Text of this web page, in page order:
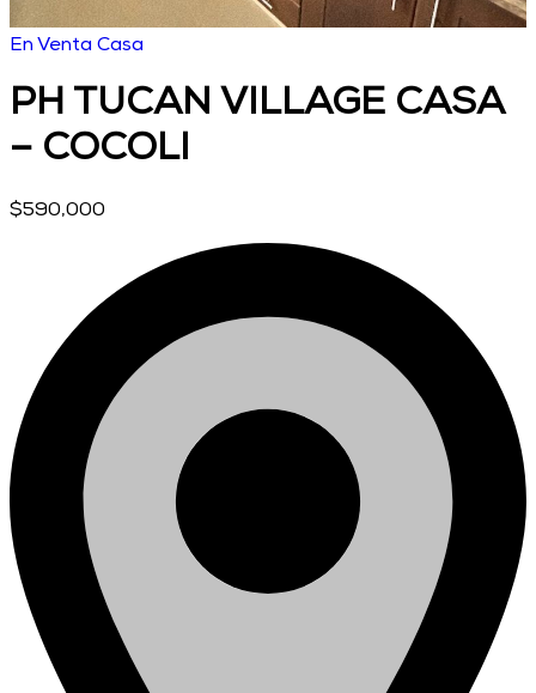
En Venta Casa
PH TUCAN VILLAGE CASA
– COCOLI
$590,000